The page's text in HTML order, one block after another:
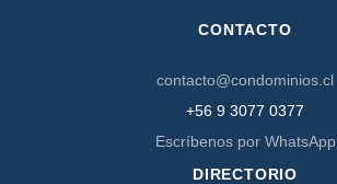
CONTACTO
contacto@condominios.cl
+56 9 3077 0377
Escríbenos por WhatsApp
DIRECTORIO